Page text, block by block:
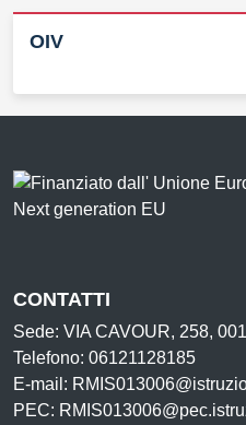
OIV
CONTATTI
Sede: VIA CAVOUR, 258,
Telefono: 06121128185
E-mail:
PEC: